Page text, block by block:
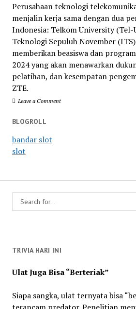
Perusahaan teknologi
menjalin kerja sama dengan dua
Indonesia: Telkom University
Teknologi Sepuluh November
memberikan beasiswa dan
2024 yang akan menawarkan
pelatihan, dan kesempatan
ZTE.
Leave a Comment
BLOGROLL
bandar slot
slot
TRIVIA HARI INI
Ulat Juga Bisa “Berteriak”
Siapa sangka, ulat ternyata bisa